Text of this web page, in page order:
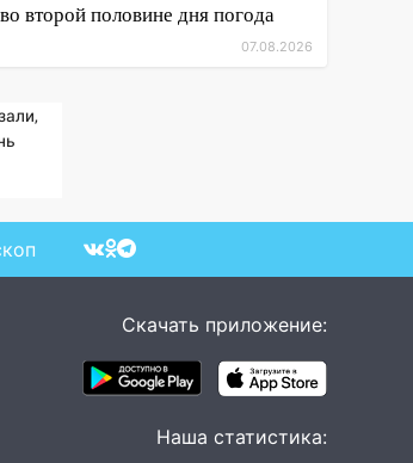
второй половине дня погода
07.08.2026
Скачать приложение:
Наша статистика: